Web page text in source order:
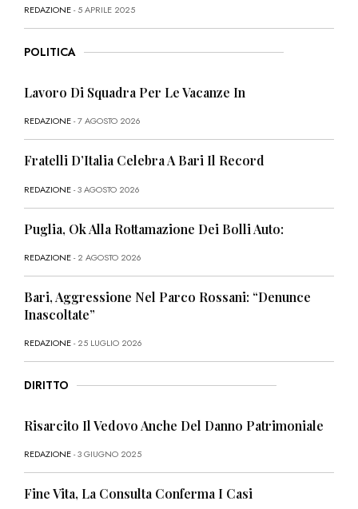
REDAZIONE- 5 APRILE 2025
POLITICA
Lavoro Di Squadra Per Le Vacanze In
REDAZIONE- 7 AGOSTO 2026
Fratelli D’Italia Celebra A Bari Il Record
REDAZIONE- 3 AGOSTO 2026
Puglia, Ok Alla Rottamazione Dei Bolli Auto:
REDAZIONE- 2 AGOSTO 2026
Bari, Aggressione Nel Parco Rossani: “Denunce
Inascoltate”
REDAZIONE- 25 LUGLIO 2026
DIRITTO
Risarcito Il Vedovo Anche Del Danno Patrimoniale
REDAZIONE- 3 GIUGNO 2025
Fine Vita, La Consulta Conferma I Casi